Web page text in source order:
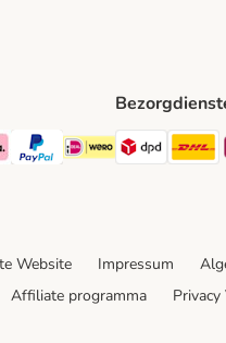
Method
Payment Method
PayPal Payment Method
iDeal Payment Method
Method
Dpd
Website Impressum
Affiliate programma